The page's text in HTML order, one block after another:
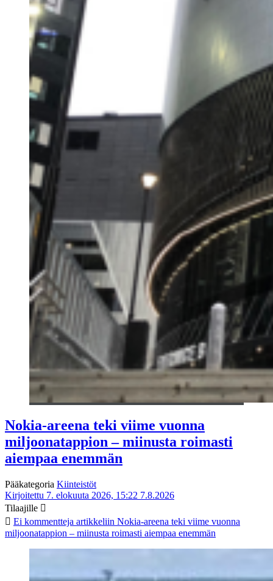
Nokia-areena teki viime vuonna
miljoonatappion – miinusta roimasti
aiempaa enemmän
Pääkategoria Kiinteistöt
Kirjoitettu 7. elokuuta 2026, 15:22 7.8.2026
Tilaajille
Ei kommentteja artikkeliin Nokia-areena teki viime vuonna
miljoonatappion – miinusta roimasti aiempaa enemmän